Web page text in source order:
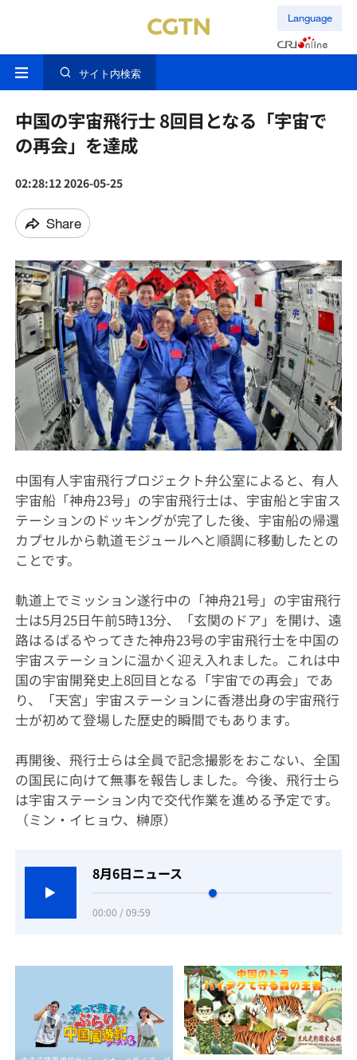
Language
サイト内検索
中国の宇宙飛行士 8回目となる「宇宙で
の再会」を達成
02:28:12 2026-05-25
Share
中国有人宇宙飛行プロジェクト弁公室によると、有人
宇宙船「神舟23号」の宇宙飛行士は、宇宙船と宇宙ス
テーションのドッキングが完了した後、宇宙船の帰還
カプセルから軌道モジュールへと順調に移動したとの
ことです。
軌道上でミッション遂行中の「神舟21号」の宇宙飛行
士は5月25日午前5時13分、「玄関のドア」を開け、遠
路はるばるやってきた神舟23号の宇宙飛行士を中国の
宇宙ステーションに温かく迎え入れました。これは中
国の宇宙開発史上8回目となる「宇宙での再会」であ
り、「天宮」宇宙ステーションに香港出身の宇宙飛行
士が初めて登場した歴史的瞬間でもあります。
再開後、飛行士らは全員で記念撮影をおこない、全国
の国民に向けて無事を報告しました。今後、飛行士ら
は宇宙ステーション内で交代作業を進める予定です。
（ミン・イヒョウ、榊原）
8月6日ニュース
00:00 / 09:59